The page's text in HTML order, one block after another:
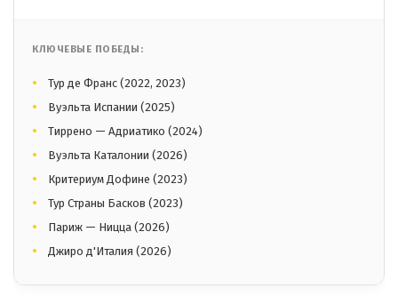
КЛЮЧЕВЫЕ ПОБЕДЫ:
Тур де Франс (2022, 2023)
Вуэльта Испании (2025)
Тиррено — Адриатико (2024)
Вуэльта Каталонии (2026)
Критериум Дофине (2023)
Тур Страны Басков (2023)
Париж — Ницца (2026)
Джиро д'Италия (2026)